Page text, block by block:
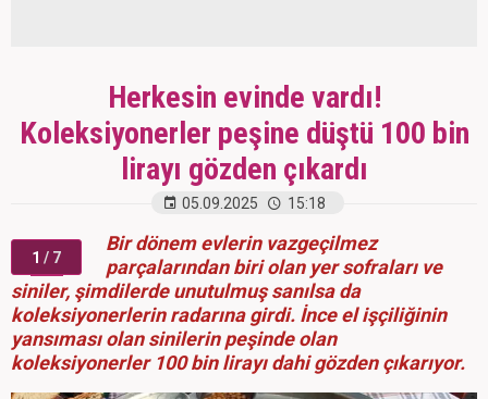
Herkesin evinde vardı!
Koleksiyonerler peşine düştü 100 bin
lirayı gözden çıkardı
05.09.2025 15:18
1 / 7
Bir dönem evlerin vazgeçilmez
parçalarından biri olan yer sofraları ve
siniler, şimdilerde unutulmuş sanılsa da
koleksiyonerlerin radarına girdi. İnce el işçiliğinin
yansıması olan sinilerin peşinde olan
koleksiyonerler 100 bin lirayı dahi gözden çıkarıyor.